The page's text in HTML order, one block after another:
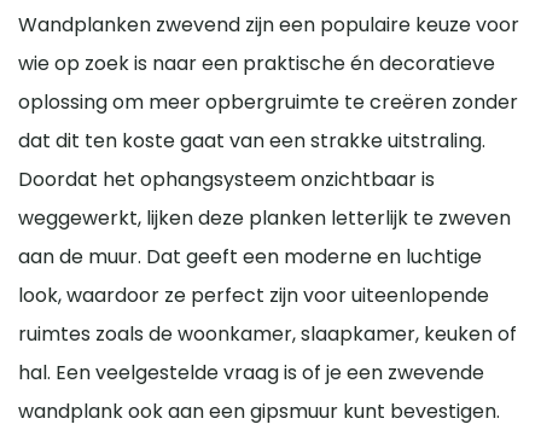
Wandplanken zwevend zijn een populaire keuze voor
wie op zoek is naar een praktische én decoratieve
oplossing om meer opbergruimte te creëren zonder
dat dit ten koste gaat van een strakke uitstraling.
Doordat het ophangsysteem onzichtbaar is
weggewerkt, lijken deze planken letterlijk te zweven
aan de muur. Dat geeft een moderne en luchtige
look, waardoor ze perfect zijn voor uiteenlopende
ruimtes zoals de woonkamer, slaapkamer, keuken of
hal. Een veelgestelde vraag is of je een zwevende
wandplank ook aan een gipsmuur kunt bevestigen.